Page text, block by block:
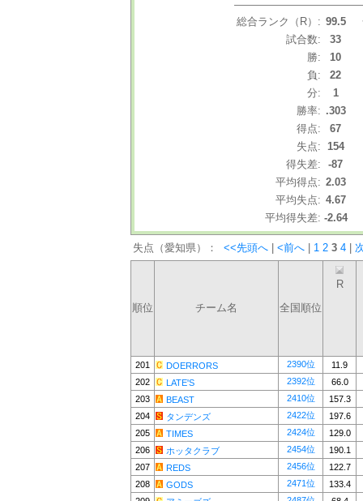
総合ランク（R）: 99.5
試合数:
33
勝:
10
負:
22
分:
1
勝率: .303
得点:
67
失点: 154
得失差:
-87
平均得点: 2.03
平均失点: 4.67
平均得失差: -2.64
失点（愛知県）： <<先頭へ <前へ 1 2 3 4
順位 チーム名 全国順位
R
201 DOERRORS 2390位
11.9
202
LATE'S 2392位
66.0
203
BEAST 2410位
157.3
204
タンデンズ 2422位
197.6
205
TIMES 2424位
129.0
206
ホッタクラブ 2454位
190.1
207
REDS 2456位
122.7
208
GODS 2471位
133.4